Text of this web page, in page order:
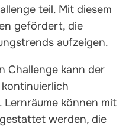
teil. Mit diesem
gefördert, die
aufzeigen.
Challenge kann der
können mit
werden, die